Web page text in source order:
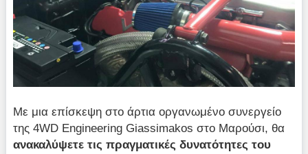
Με μια επίσκεψη στο άρτια οργανωμένο συνεργείο
της 4WD Engineering Giassimakos στο Μαρούσι, θα
ανακαλύψετε τις πραγματικές δυνατότητες του